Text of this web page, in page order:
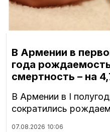
В Армении в
года
смертность – на
В Армении в I
сократились
07.08.2026 10:06